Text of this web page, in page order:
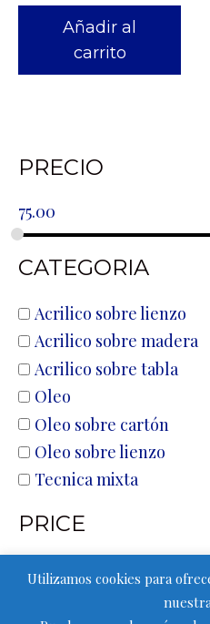
Añadir al
carrito
PRECIO
75.00
CATEGORIA
Acrilico sobre lienzo
Acrilico sobre madera
Acrilico sobre tabla
Oleo
Oleo sobre cartón
Oleo sobre lienzo
Tecnica mixta
PRICE
Utilizamos cookies para